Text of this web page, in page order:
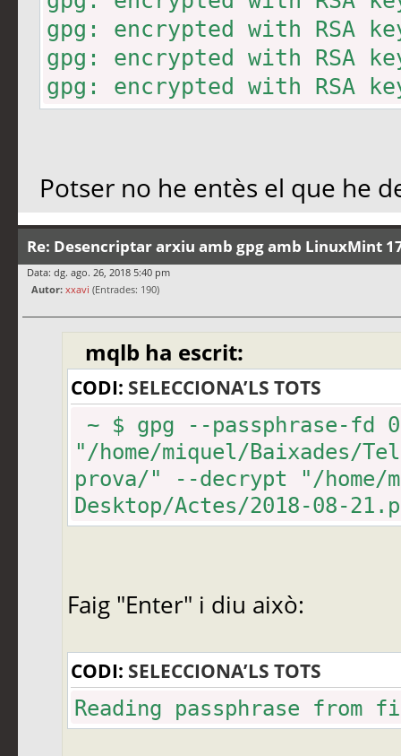
gpg: encrypted with RSA
gpg: encrypted with RSA
gpg: encrypted with RSA
gpg: encrypted with RSA
gpg: encrypted with RSA
gpg: ha fallat el
disponible
Potser no he entès el que he
Re: Desencriptar arxiu amb gpg amb LinuxMint
Data: dg. ago. 26, 2018 5:40 pm
Autor: xxavi (Entrades: 190)
mqlb ha escrit:
CODI: SELECCIONA’LS TOTS
~ $ gpg --passphrase-fd
"/home/miquel/Baixades/
prova/" --decrypt "/home/
Desktop/Actes/2018-08-
Faig "Enter" i diu això:
CODI: SELECCIONA’LS TOTS
Reading passphrase